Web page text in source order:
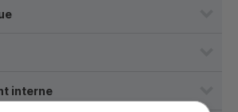
interne